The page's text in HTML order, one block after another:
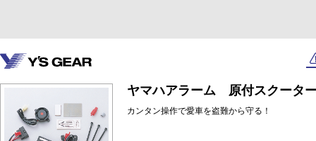
ヤマハアラーム 原付スクータ
カンタン操作で愛車を盗難から守る！